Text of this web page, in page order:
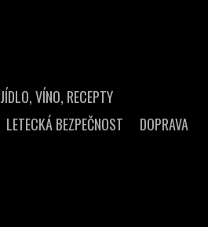
JÍDLO, VÍNO, RECEPTY
LETECKÁ BEZPEČNOST
DOPRAVA